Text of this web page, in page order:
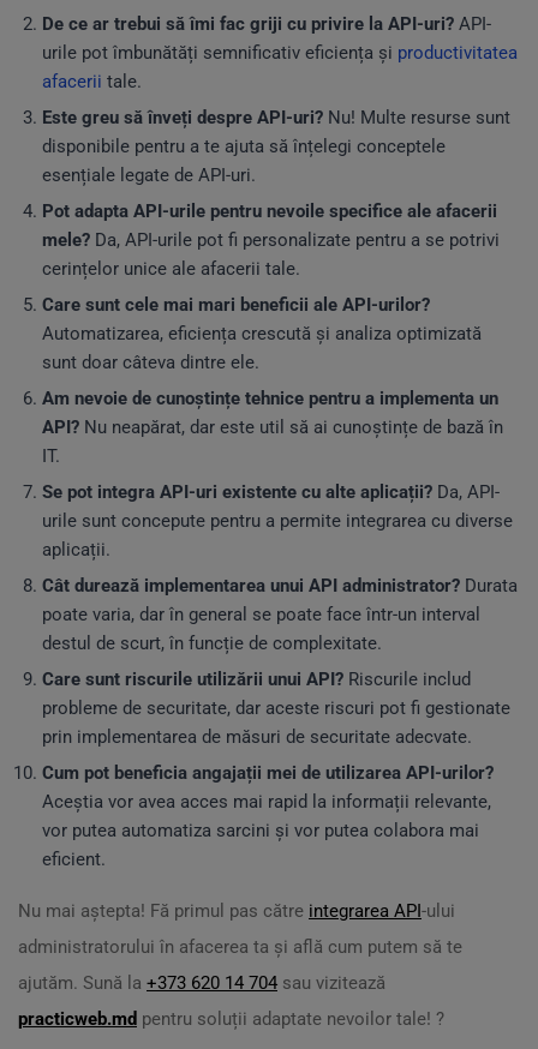
De ce ar trebui să îmi fac griji cu privire la API-uri? API-
urile pot îmbunătăți semnificativ eficiența și productivitatea
afacerii tale.
Este greu să înveți despre API-uri? Nu! Multe resurse sunt
disponibile pentru a te ajuta să înțelegi conceptele
esențiale legate de API-uri.
Pot adapta API-urile pentru nevoile specifice ale afacerii
mele? Da, API-urile pot fi personalizate pentru a se potrivi
cerințelor unice ale afacerii tale.
Care sunt cele mai mari beneficii ale API-urilor?
Automatizarea, eficiența crescută și analiza optimizată
sunt doar câteva dintre ele.
Am nevoie de cunoștințe tehnice pentru a implementa un
API? Nu neapărat, dar este util să ai cunoștințe de bază în
IT.
Se pot integra API-uri existente cu alte aplicații? Da, API-
urile sunt concepute pentru a permite integrarea cu diverse
aplicații.
Cât durează implementarea unui API administrator? Durata
poate varia, dar în general se poate face într-un interval
destul de scurt, în funcție de complexitate.
Care sunt riscurile utilizării unui API? Riscurile includ
probleme de securitate, dar aceste riscuri pot fi gestionate
prin implementarea de măsuri de securitate adecvate.
Cum pot beneficia angajații mei de utilizarea API-urilor?
Aceștia vor avea acces mai rapid la informații relevante,
vor putea automatiza sarcini și vor putea colabora mai
eficient.
Nu mai aștepta! Fă primul pas către integrarea API-ului
administratorului în afacerea ta și află cum putem să te
ajutăm. Sună la +373 620 14 704 sau vizitează
practicweb.md pentru soluții adaptate nevoilor tale! ?